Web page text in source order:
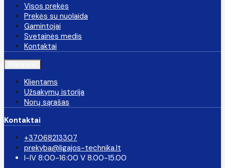
Visos prekės
Prekės su nuolaida
Gamintojai
Svetainės medis
Kontaktai
Klientams
Užsakymų istorija
Norų sąrašas
Kontaktai
+37068213307
prekyba@ligajos-technika.lt
I-IV 8:00-16:00 V 8.00-15.00